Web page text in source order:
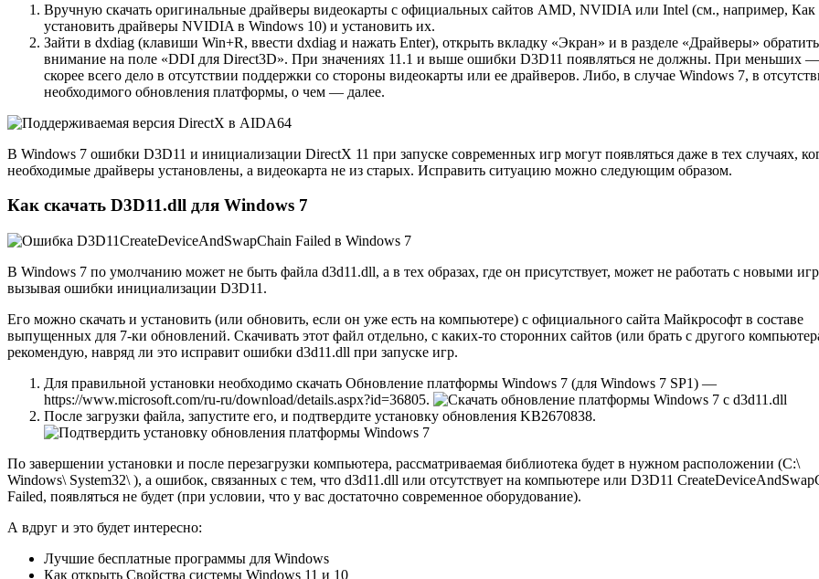
Вручную скачать оригинальные драйверы видеокарты с официальных сайтов AMD, NVIDIA или Intel (см., например, Как
установить драйверы NVIDIA в Windows 10) и установить их.
Зайти в dxdiag (клавиши Win+R, ввести dxdiag и нажать Enter), открыть вкладку «Экран» и в разделе «Драйверы» обратить
внимание на поле «DDI для Direct3D». При значениях 11.1 и выше ошибки D3D11 появляться не должны. При меньших —
скорее всего дело в отсутствии поддержки со стороны видеокарты или ее драйверов. Либо, в случае Windows 7, в
необходимого обновления платформы, о чем — далее.
В Windows 7 ошибки D3D11 и инициализации DirectX 11 при запуске современных игр могут появляться даже в тех случаях,
необходимые драйверы установлены, а видеокарта не из старых. Исправить ситуацию можно следующим образом.
Как скачать D3D11.dll для Windows 7
В Windows 7 по умолчанию может не быть файла d3d11.dll, а в тех образах, где он присутствует, может не работать с новыми
вызывая ошибки инициализации D3D11.
Его можно скачать и установить (или обновить, если он уже есть на компьютере) с официального сайта Майкрософт в составе
выпущенных для 7-ки обновлений. Скачивать этот файл отдельно, с каких-то сторонних сайтов (или брать с другого
рекомендую, навряд ли это исправит ошибки d3d11.dll при запуске игр.
Для правильной установки необходимо скачать Обновление платформы Windows 7 (для Windows 7 SP1) —
https://www.microsoft.com/ru-ru/download/details.aspx?id=36805.
После загрузки файла, запустите его, и подтвердите установку обновления KB2670838.
По завершении установки и после перезагрузки компьютера, рассматриваемая библиотека будет в нужном расположении (C:\
Windows\ System32\ ), а ошибок, связанных с тем, что d3d11.dll или отсутствует на компьютере или D3D11
Failed, появляться не будет (при условии, что у вас достаточно современное оборудование).
А вдруг и это будет интересно:
Лучшие бесплатные программы для Windows
Как открыть Свойства системы Windows 11 и 10